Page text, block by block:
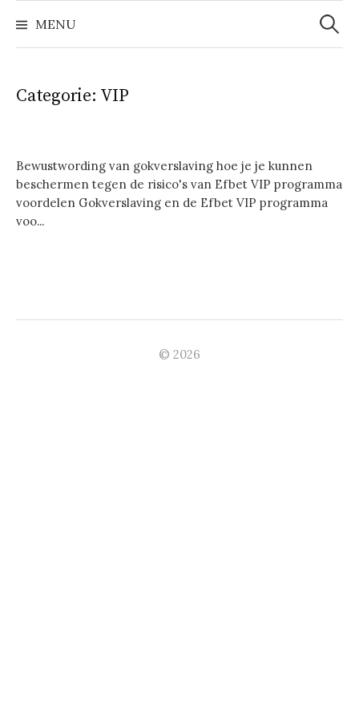
inhoud
springen
MENU
Zoeken
naar:
Categorie: VIP
Bewustwording van gokverslaving hoe je je kunnen
beschermen tegen de risico's van Efbet VIP programma
voordelen Gokverslaving en de Efbet VIP programma
voo...
© 2026